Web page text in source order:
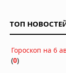
ТОП
Гороскоп на 6
(0)